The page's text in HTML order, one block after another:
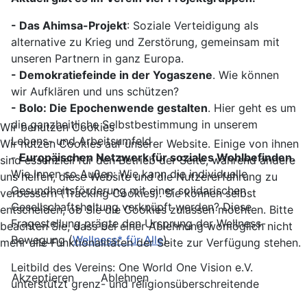
- Das Ahimsa-Projekt: Soziale Verteidigung als
alternative zu Krieg und Zerstörung, gemeinsam mit
unseren Partnern in ganz Europa.
- Demokratiefeinde in der Yogaszene. Wie können
wir Aufklären und uns schützen?
- Bolo: Die Epochenwende gestalten. Hier geht es um
die ganzheitliche Selbstbestimmung in unserem
Lebens- und Arbeitsumfeld
-Europäischen Netzwerk für soziales Wohlbefinden.
Wie Innen so Außen: Wie kann die individuelle
Gesundheitsförderung mit einer solidarischen
Gesellschaftshaltung verknüpft werden? Diese
Fragestellung prägte den Ursprung der Wellness-
Bewegung (Wellness* für Alle).
Leitbild des Vereins: One World One Vision e.V.
unterstützt grenz- und religionsüberschreitende
Wir benutzen Cookies
Wir nutzen Cookies auf unserer Website. Einige von ihnen
sind essenziell für den Betrieb der Seite, während andere
uns helfen, diese Website und die Nutzererfahrung zu
verbessern (Tracking Cookies). Sie können selbst
entscheiden, ob Sie die Cookies zulassen möchten. Bitte
beachten Sie, dass bei einer Ablehnung womöglich nicht
mehr alle Funktionalitäten der Seite zur Verfügung stehen.
Akzeptieren
Ablehnen